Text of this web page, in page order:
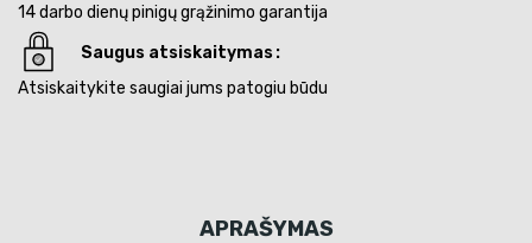
14 darbo dienų pinigų grąžinimo garantija
Saugus atsiskaitymas
Atsiskaitykite saugiai jums patogiu būdu
APRAŠYMAS